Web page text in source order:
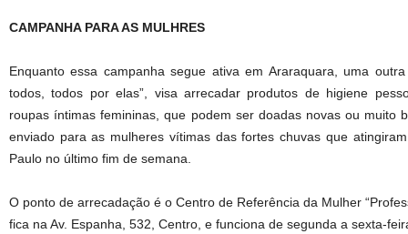
CAMPANHA PARA AS MULHRES
Enquanto essa campanha segue ativa em Araraquara, uma
todos, todos por elas”, visa arrecadar produtos de higiene
roupas íntimas femininas, que podem ser doadas novas ou muito
enviado para as mulheres vítimas das fortes chuvas que
Paulo no último fim de semana.
O ponto de arrecadação é o Centro de Referência da Mulher
fica na Av. Espanha, 532, Centro, e funciona de segunda a sexta-